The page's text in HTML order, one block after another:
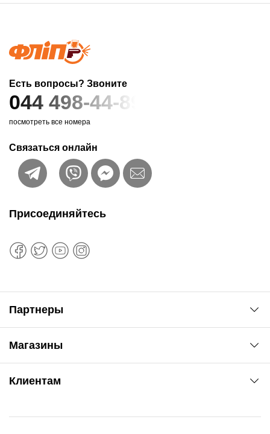
Есть вопросы? Звоните
044 498-44-89
посмотреть все номера
Связаться онлайн
Магазины
ул. Рабочая, 2-а
Клиентам
Присоединяйтесь
Партнеры